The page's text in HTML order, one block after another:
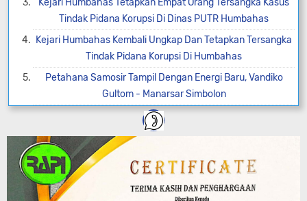
Kejari Humbahas Tetapkan Empat Orang Tersangka Kasus
Tindak Pidana Korupsi Di Dinas PUTR Humbahas
Kejari Humbahas Kembali Ungkap Dan Tetapkan Tersangka
Tindak Pidana Korupsi Di Humbahas
Petahana Samosir Tampil Dengan Energi Baru, Vandiko
Gultom - Manarsar Simbolon